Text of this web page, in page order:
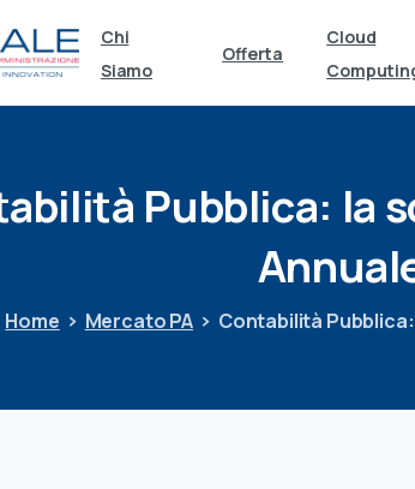
Chi
Siamo
Offerta
Cloud
Pubblica: la
Home Mercato PA Contabilità